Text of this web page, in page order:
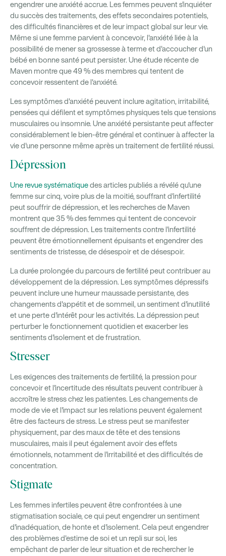
engendrer une anxiété accrue. Les femmes peuvent s'inquiéter
du succès des traitements, des effets secondaires potentiels,
des difficultés financières et de leur impact global sur leur vie.
Même si une femme parvient à concevoir, l'anxiété liée à la
possibilité de mener sa grossesse à terme et d'accoucher d'un
bébé en bonne santé peut persister. Une étude récente de
Maven montre que 49 % des membres qui tentent de
concevoir ressentent de l'anxiété.
Les symptômes d'anxiété peuvent inclure agitation, irritabilité,
pensées qui défilent et symptômes physiques tels que tensions
musculaires ou insomnie. Une anxiété persistante peut affecter
considérablement le bien-être général et continuer à affecter la
vie d'une personne même après un traitement de fertilité réussi.
Dépression
Une revue systématiquedes articles publiés a révélé qu'une
femme sur cinq, voire plus de la moitié, souffrant d'infertilité
peut souffrir de dépression, et les recherches de Maven
montrent que 35 % des femmes qui tentent de concevoir
souffrent de dépression. Les traitements contre l'infertilité
peuvent être émotionnellement épuisants et engendrer des
sentiments de tristesse, de désespoir et de désespoir.
La durée prolongée du parcours de fertilité peut contribuer au
développement de la dépression. Les symptômes dépressifs
peuvent inclure une humeur maussade persistante, des
changements d'appétit et de sommeil, un sentiment d'inutilité
et une perte d'intérêt pour les activités. La dépression peut
perturber le fonctionnement quotidien et exacerber les
sentiments d'isolement et de frustration.
Stresser
Les exigences des traitements de fertilité, la pression pour
concevoir et l'incertitude des résultats peuvent contribuer à
accroître le stress chez les patientes. Les changements de
mode de vie et l'impact sur les relations peuvent également
être des facteurs de stress. Le stress peut se manifester
physiquement, par des maux de tête et des tensions
musculaires, mais il peut également avoir des effets
émotionnels, notamment de l'irritabilité et des difficultés de
concentration.
Stigmate
Les femmes infertiles peuvent être confrontées à une
stigmatisation sociale, ce qui peut engendrer un sentiment
d'inadéquation, de honte et d'isolement. Cela peut engendrer
des problèmes d'estime de soi et un repli sur soi, les
empêchant de parler de leur situation et de rechercher le